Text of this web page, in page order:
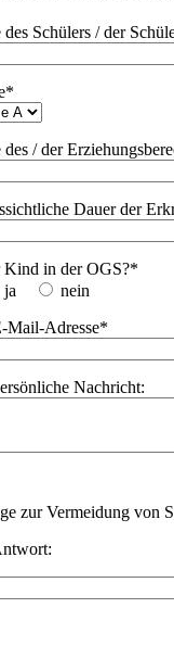
des Schülers / der
des / der
Dauer der
Kind in der OGS?*
ja
nein
Mail-Adresse*
Nachricht:
zur Vermeidung von